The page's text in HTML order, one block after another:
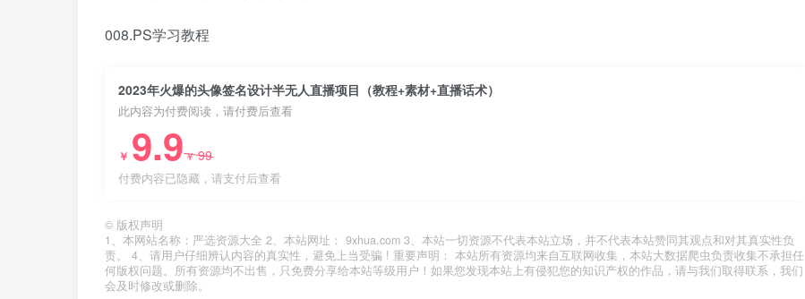
008.PS学习教程
2023年火爆的头像签名设计半无人直播项目（教程+素材+直播话术）
此内容为付费阅读，请付费后查看
￥ 9.9￥99
付费内容已隐藏，请支付后查看
© 版权声明
1、本网站名称：严选资源大全 2、本站网址： 9xhua.com 3、本站一切资源不代表本站立场，并不代表本站赞同其观点和对其真实性负
责。 4、请用户仔细辨认内容的真实性，避免上当受骗 ! 重要声明： 本站所有资源均来自互联网收集，本站大数据爬虫负责收集不承担任
何版权问题。所有资源均不出售，只免费分享给本站等级用户！如果您发现本站上有侵犯您的知识产权的作品，请与我们取得联系，我们
会及时修改或删除。